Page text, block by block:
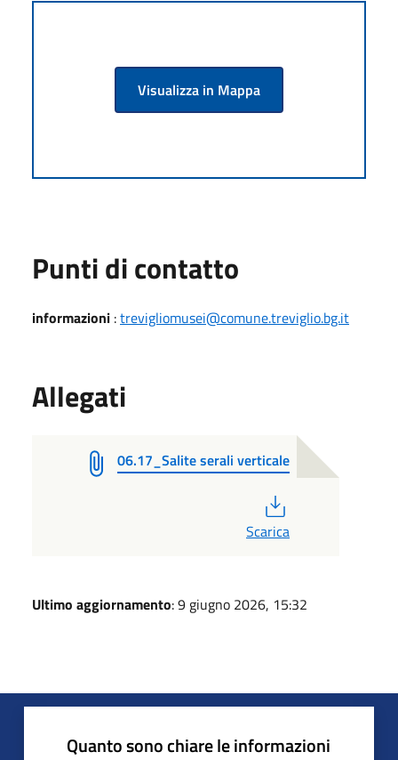
Visualizza in Mappa
Punti di contatto
informazioni :trevigliomusei@comune.treviglio.bg.it
Allegati
06.17_Salite serali verticale
Scarica
Ultimo aggiornamento: 9 giugno 2026, 15:32
Quanto sono chiare le informazioni